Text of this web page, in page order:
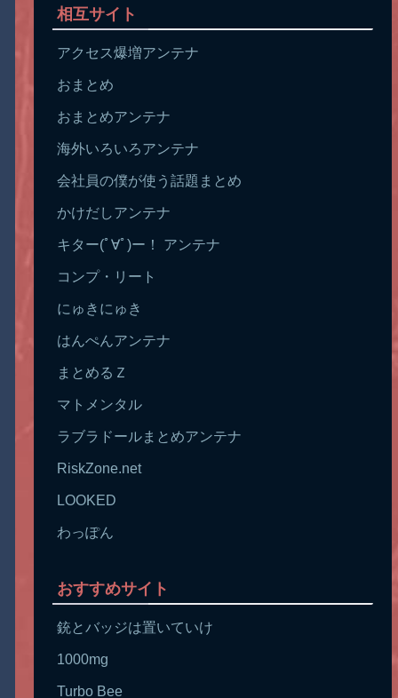
相互サイト
アクセス爆増アンテナ
おまとめ
おまとめアンテナ
海外いろいろアンテナ
会社員の僕が使う話題まとめ
かけだしアンテナ
キター(ﾟ∀ﾟ)ー！ アンテナ
コンプ・リート
にゅきにゅき
はんぺんアンテナ
まとめるＺ
マトメンタル
ラブラドールまとめアンテナ
RiskZone.net
LOOKED
わっぽん
おすすめサイト
銃とバッジは置いていけ
1000mg
Turbo Bee